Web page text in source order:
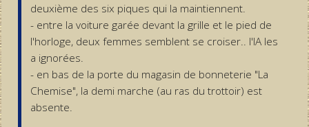
deuxième des six piques qui la maintiennent.
- entre la voiture garée devant la grille et le pied de
l'horloge, deux femmes semblent se croiser.. l'IA les
a ignorées.
- en bas de la porte du magasin de bonneterie "La
Chemise", la demi marche (au ras du trottoir) est
absente.